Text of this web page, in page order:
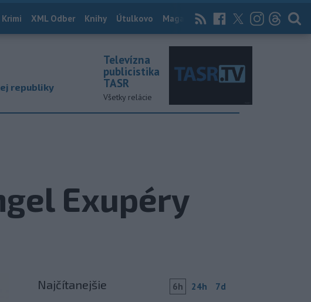
Krimi XML Odber Knihy Útulkovo Magazín News Now Archív
republiky
Televízna
publicistika
TASR
Všetky relácie
Exupéry
Najčítanejšie 6h 24h 7d